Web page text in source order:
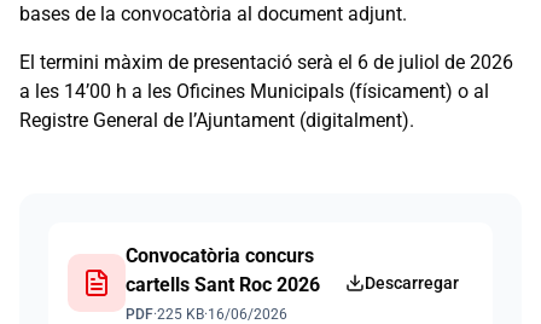
bases de la convocatòria al document adjunt.
El termini màxim de presentació serà el 6 de juliol de 2026
a les 14’00 h a les Oficines Municipals (físicament) o al
Registre General de l’Ajuntament (digitalment).
Convocatòria concurs
cartells Sant Roc 2026
PDF·225 KB·16/06/2026
Descarregar